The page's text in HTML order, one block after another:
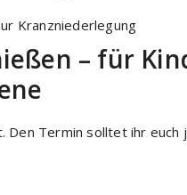
Kranzniederlegung
– für
Den Termin solltet ihr euch